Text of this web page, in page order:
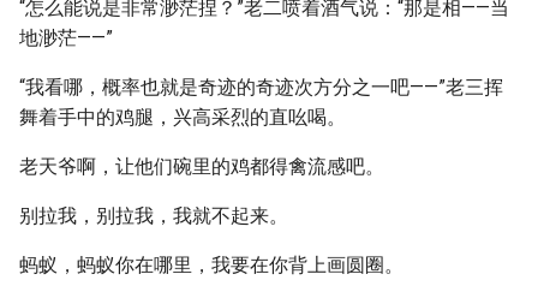
“怎么能说是非常渺茫捏？”老二喷着酒气说：“那是相——当
地渺茫——”
“我看哪，概率也就是奇迹的奇迹次方分之一吧——”老三挥
舞着手中的鸡腿，兴高采烈的直吆喝。
老天爷啊，让他们碗里的鸡都得禽流感吧。
别拉我，别拉我，我就不起来。
蚂蚁，蚂蚁你在哪里，我要在你背上画圆圈。